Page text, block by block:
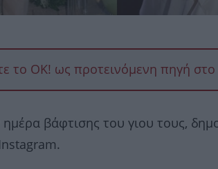
το OK! ως προτεινόμενη πηγή
βάφτισης του γιου τους,